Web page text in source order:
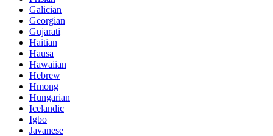
Galician
Georgian
Gujarati
Haitian
Hausa
Hawaiian
Hebrew
Hmong
Hungarian
Icelandic
Igbo
Javanese